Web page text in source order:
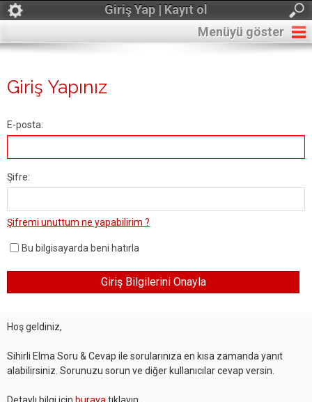
Giriş Yap | Kayıt ol
Menüyü göster
Giriş Yapınız
E-posta:
Şifre:
Şifremi unuttum ne yapabilirim ?
Bu bilgisayarda beni hatırla
Hoş geldiniz,
Sihirli Elma Soru & Cevap ile sorularınıza en kısa zamanda yanıt
alabilirsiniz. Sorunuzu sorun ve diğer kullanıcılar cevap versin.